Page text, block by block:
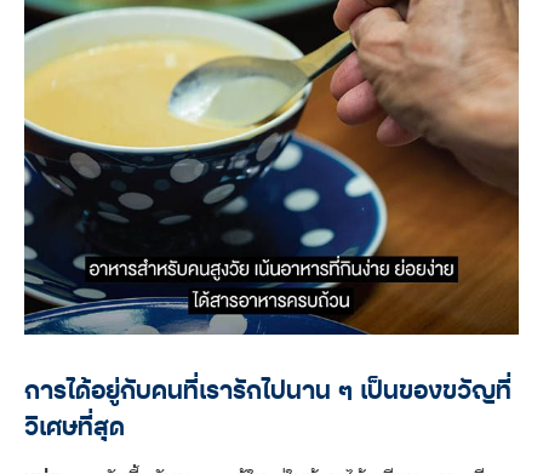
การได้อยู่กับคนที่เรารักไปนาน ๆ เป็นของขวัญที่
วิเศษที่สุด